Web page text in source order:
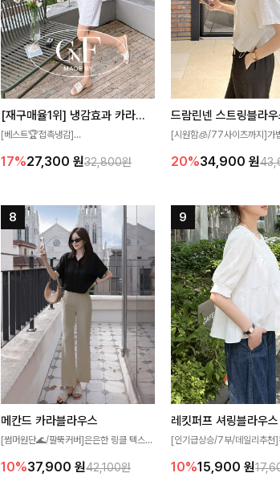
[재구매율1위] 냉감효과 카라니트
[베스트🏆접촉냉감]
고 가벼운 소재감으로 여름에도 시원하게
17%27,300 원32,800원
드람린넨 스트링블라
[시원함🧊/77사이즈까지]가
없는 슬릿 카라 디자인이 얼굴
20%34,900 원
메칸드 카라블라우스
[썸머원단🌊/팔뚝커버]은은한 링클 텍스처
세련된 무드를 연출해주는 블라우스- 데일
10%37,900 원42,100원
레킷퍼프 셔링블라우스
[인기급상승/7부/데일리추천]
성해주는 블라우스 🤍 가볍게
10%15,900 원